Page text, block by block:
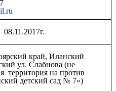
край, Иланский
ул. Слабнова (не
территория на против
детский сад № 7»)